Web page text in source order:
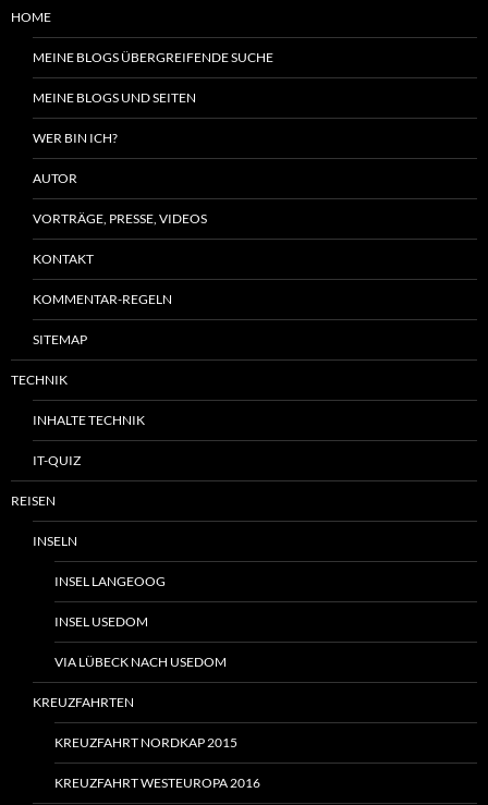
HOME
MEINE BLOGS ÜBERGREIFENDE SUCHE
MEINE BLOGS UND SEITEN
WER BIN ICH?
AUTOR
VORTRÄGE, PRESSE, VIDEOS
KONTAKT
KOMMENTAR-REGELN
SITEMAP
TECHNIK
INHALTE TECHNIK
IT-QUIZ
REISEN
INSELN
INSEL LANGEOOG
INSEL USEDOM
VIA LÜBECK NACH USEDOM
KREUZFAHRTEN
KREUZFAHRT NORDKAP 2015
KREUZFAHRT WESTEUROPA 2016